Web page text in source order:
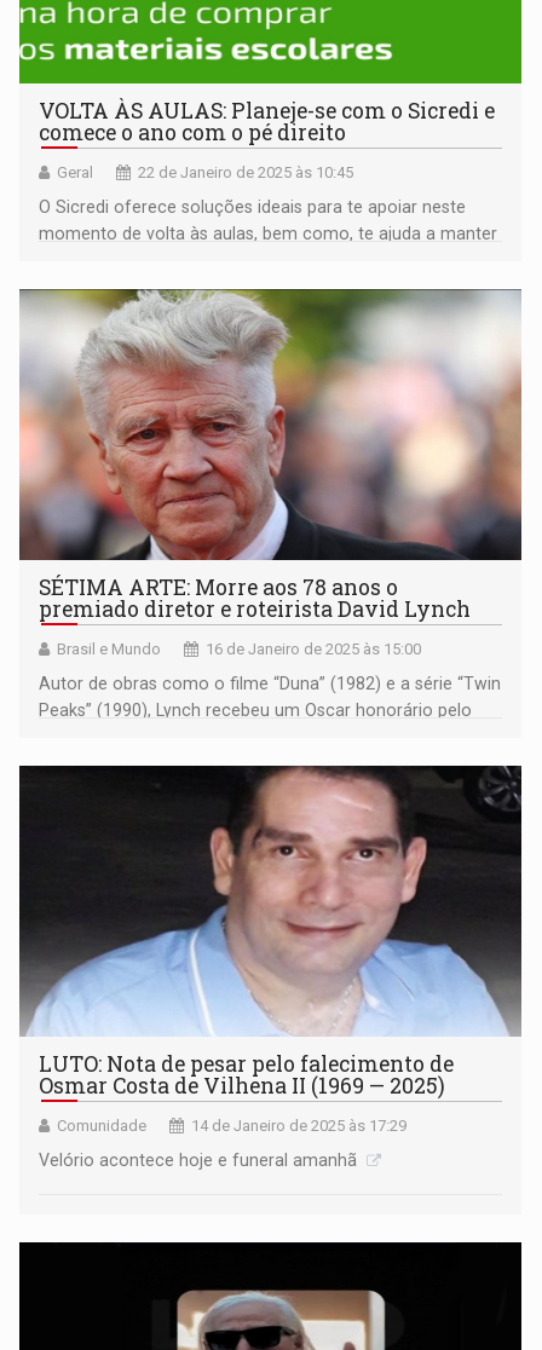
VOLTA ÀS AULAS: Planeje-se com o Sicredi e
comece o ano com o pé direito
Geral 22 de Janeiro de 2025 às 10:45
O Sicredi oferece soluções ideais para te apoiar neste
momento de volta às aulas, bem como, te ajuda a manter
SÉTIMA ARTE: Morre aos 78 anos o
premiado diretor e roteirista David Lynch
Brasil e Mundo 16 de Janeiro de 2025 às 15:00
Autor de obras como o filme “Duna” (1982) e a série “Twin
Peaks” (1990), Lynch recebeu um Oscar honorário pelo
LUTO: Nota de pesar pelo falecimento de
Osmar Costa de Vilhena II (1969 — 2025)
Comunidade 14 de Janeiro de 2025 às 17:29
Velório acontece hoje e funeral amanhã